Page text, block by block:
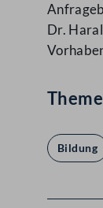
Dr.
Bildung